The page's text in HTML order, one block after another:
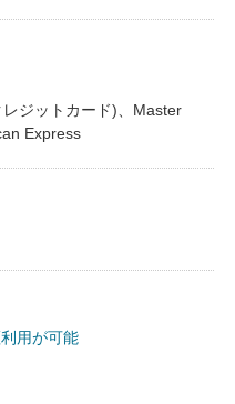
ジットカード)、Master
Express
用が可能